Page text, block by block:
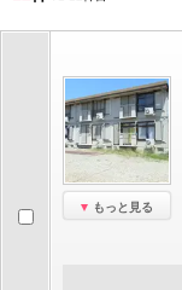
もっと見る